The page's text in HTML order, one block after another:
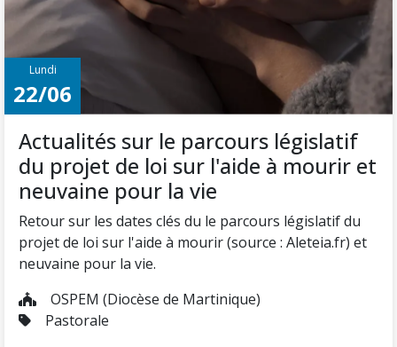
Lundi
22/06
Actualités sur le parcours législatif
du projet de loi sur l'aide à mourir et
neuvaine pour la vie
Retour sur les dates clés du le parcours législatif du
projet de loi sur l'aide à mourir (source : Aleteia.fr) et
neuvaine pour la vie.
OSPEM (Diocèse de Martinique)
Pastorale